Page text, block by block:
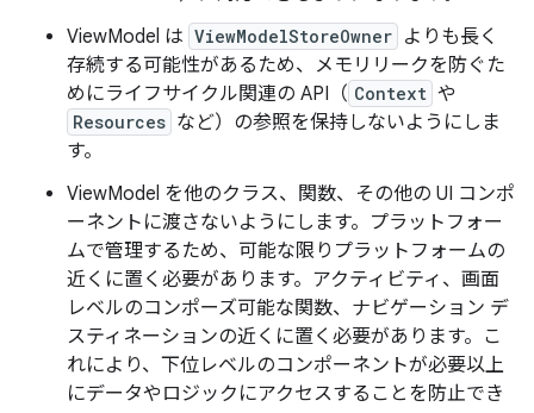
ViewModel は ViewModelStoreOwner よりも長く
存続する可能性があるため、メモリリークを防ぐた
めにライフサイクル関連の API（ Context や
Resources など）の参照を保持しないようにしま
す。
ViewModel を他のクラス、関数、その他の UI コンポ
ーネントに渡さないようにします。プラットフォー
ムで管理するため、可能な限りプラットフォームの
近くに置く必要があります。アクティビティ、画面
レベルのコンポーズ可能な関数、ナビゲーション デ
スティネーションの近くに置く必要があります。こ
れにより、下位レベルのコンポーネントが必要以上
にデータやロジックにアクセスすることを防止でき